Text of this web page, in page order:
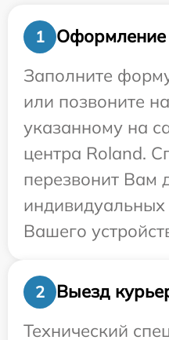
1
Оформление
Заполните
или позвоните
указанному на
центра Roland.
перезвонит Вам
Вашего
2
Выезд
Технический